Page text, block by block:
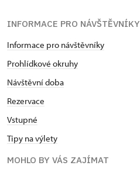
INFORMACE PRO NÁVŠTĚVNÍKY
Informace pro návštěvníky
Prohlídkové okruhy
Návštěvní doba
Rezervace
Vstupné
Tipy na výlety
MOHLO BY VÁS ZAJÍMAT